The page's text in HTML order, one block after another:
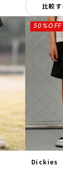
比較す
Dickies
50%OFF